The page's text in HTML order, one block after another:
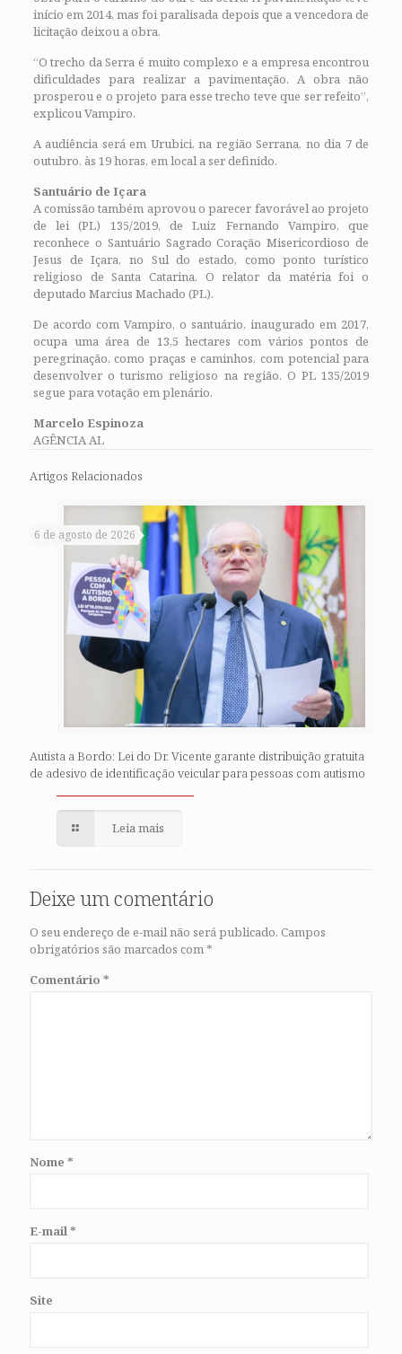
início em 2014, mas foi paralisada depois que a vencedora de
licitação deixou a obra.
“O trecho da Serra é muito complexo e a empresa encontrou
dificuldades para realizar a pavimentação. A obra não
prosperou e o projeto para esse trecho teve que ser refeito”,
explicou Vampiro.
A audiência será em Urubici, na região Serrana, no dia 7 de
outubro, às 19 horas, em local a ser definido.
Santuário de Içara
A comissão também aprovou o parecer favorável ao projeto
de lei (PL) 135/2019, de Luiz Fernando Vampiro, que
reconhece o Santuário Sagrado Coração Misericordioso de
Jesus de Içara, no Sul do estado, como ponto turístico
religioso de Santa Catarina. O relator da matéria foi o
deputado Marcius Machado (PL).
De acordo com Vampiro, o santuário, inaugurado em 2017,
ocupa uma área de 13,5 hectares com vários pontos de
peregrinação, como praças e caminhos, com potencial para
desenvolver o turismo religioso na região. O PL 135/2019
segue para votação em plenário.
Marcelo Espinoza
AGÊNCIA AL
Artigos Relacionados
6 de agosto de 2026
Autista a Bordo: Lei do Dr. Vicente garante distribuição gratuita
de adesivo de identificação veicular para pessoas com autismo
Leia mais
Deixe um comentário
O seu endereço de e-mail não será publicado. Campos
obrigatórios são marcados com*
Comentário *
Nome *
E-mail*
Site